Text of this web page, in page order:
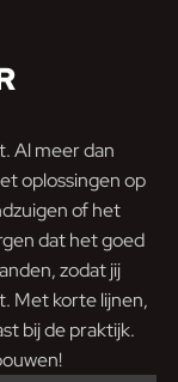
Al meer dan
oplossingen op
of het
dat het goed
zodat jij
Met korte lijnen,
bij de praktijk.